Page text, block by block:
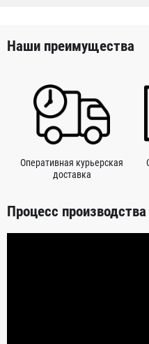
Наши преимущества
Оперативная курьерская
доставка
Процесс производства